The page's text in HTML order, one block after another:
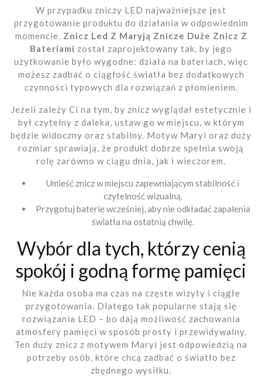
W przypadku zniczy LED najważniejsze jest
przygotowanie produktu do działania w odpowiednim
momencie. Znicz Led Z Maryją Znicze Duże Znicz Z
Bateriami został zaprojektowany tak, by jego
użytkowanie było wygodne: działa na bateriach, więc
możesz zadbać o ciągłość światła bez dodatkowych
czynności typowych dla rozwiązań z płomieniem.
Jeżeli zależy Ci na tym, by znicz wyglądał estetycznie i
był czytelny z daleka, ustaw go w miejscu, w którym
będzie widoczny oraz stabilny. Motyw Maryi oraz duży
rozmiar sprawiają, że produkt dobrze spełnia swoją
rolę zarówno w ciągu dnia, jak i wieczorem.
Umieść znicz w miejscu zapewniającym stabilność i
czytelność wizualną.
Przygotuj baterie wcześniej, aby nie odkładać zapalenia
światła na ostatnią chwilę.
Wybór dla tych, którzy cenią
spokój i godną formę pamięci
Nie każda osoba ma czas na częste wizyty i ciągłe
przygotowania. Dlatego tak popularne stają się
rozwiązania LED – bo dają możliwość zachowania
atmosfery pamięci w sposób prosty i przewidywalny.
Ten duży znicz z motywem Maryi jest odpowiedzią na
potrzeby osób, które chcą zadbać o światło bez
zbędnego wysiłku.